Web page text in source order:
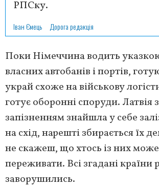
РПСку.
Іван Ємець Дорога редакція
Поки Німеччина водить указкою
власних автобанів і портів,
украй схоже на військову
готує оборонні споруди.
запізненням знайшла у себе
на схід, нарешті збирається їх
не скажеш, що хтось із них
переживати. Всі згадані країни
заворушились.